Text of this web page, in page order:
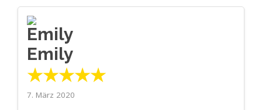
Emily
★★★★★
7. März 2020